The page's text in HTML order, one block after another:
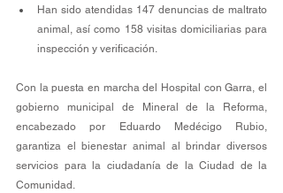
Han sido atendidas 147 denuncias de maltrato
animal, así como 158 visitas domiciliarias para
inspección y verificación.
Con la puesta en marcha del Hospital con Garra, el
gobierno municipal de Mineral de la Reforma,
encabezado por Eduardo Medécigo Rubio,
garantiza el bienestar animal al brindar diversos
servicios para la ciudadanía de la Ciudad de la
Comunidad.